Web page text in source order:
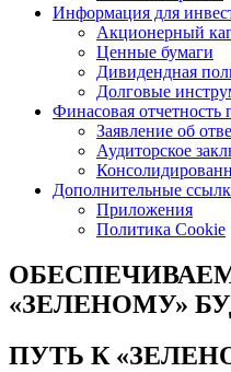
Информация для
Акционерный
Ценные бумаги
Дивидендная
Долговые
Финасовая
Заявление об
Аудиторское
Дополнительные
Приложения
Политика Cookie
«ЗЕЛЕНОМУ»
ПУТЬ К